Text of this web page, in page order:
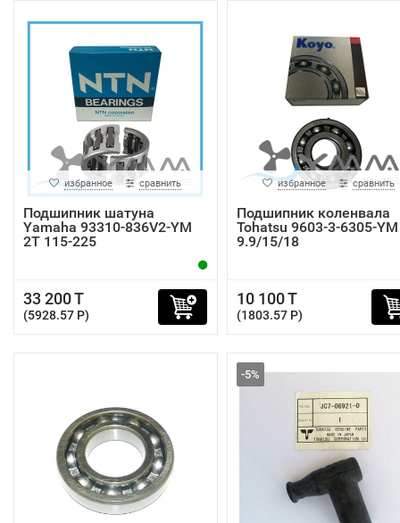
избранное сравнить
Подшипник шатуна
Yamaha 93310-836V2-YM
2T 115-225
33 200 T
(5928.57 P)
избранное сравнить
Подшипник коленвала
Tohatsu 9603-3-6305-YM
9.9/15/18
10 100 T
(1803.57 P)
-5%